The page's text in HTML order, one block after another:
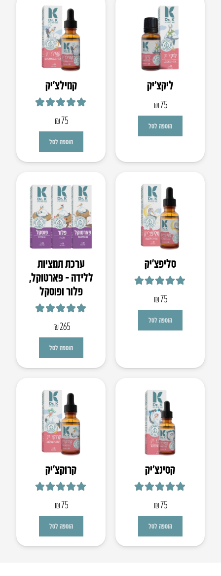
ליקצ’יק
₪75
הוספה לסל
קמילצ’יק
₪75
הוספה לסל
סליפצ’יק
₪75
הוספה לסל
ערכת תמציות
ללידה – פארטוקל,
פלור ופוסקל
₪265
הוספה לסל
קסינצ’יק
₪75
הוספה לסל
קרוקצ׳יק
₪75
הוספה לסל